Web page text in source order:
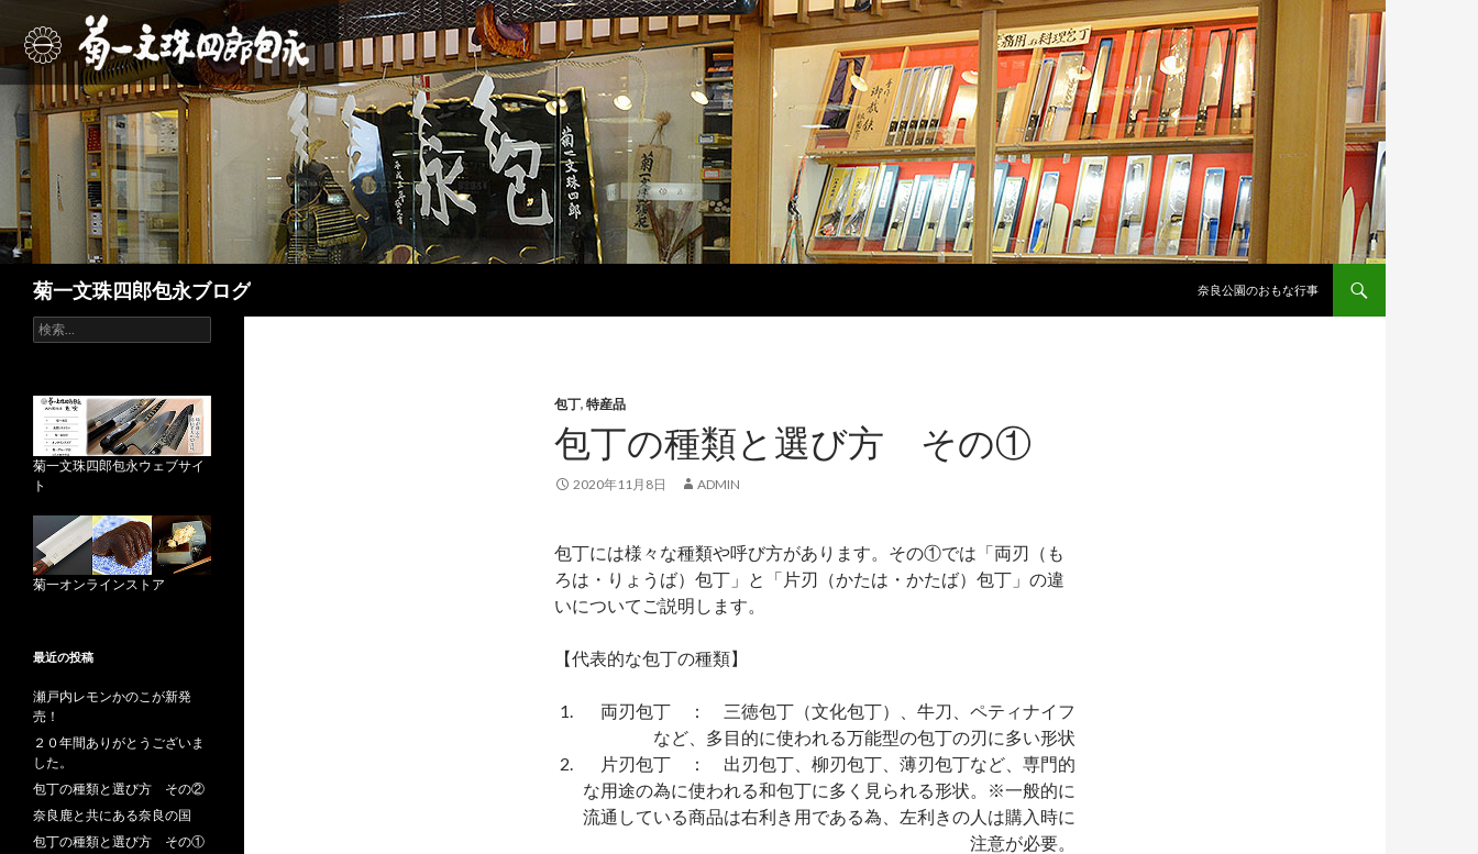
菊一文珠四郎包永ブログ
奈良公園のおもな行事
包丁, 特産品
包丁の種類と選び方 その①
2020年11月8日 ADMIN
包丁には様々な種類や呼び方があります。その①では「両刃（も
ろは・りょうば）包丁」と「片刃（かたは・かたば）包丁」の違
いについてご説明します。
【代表的な包丁の種類】
両刃包丁 ： 三徳包丁（文化包丁）、牛刀、ペティナイフ
など、多目的に使われる万能型の包丁の刃に多い形状
片刃包丁 ： 出刃包丁、柳刃包丁、薄刃包丁など、専門的
な用途の為に使われる和包丁に多く見られる形状。※一般的に
流通している商品は右利き用である為、左利きの人は購入時に
注意が必要。
検
索
菊一文珠四郎包永ウェブサイ
ト
菊一オンラインストア
最近の投稿
瀬戸内レモンかのこが新発
売！
２０年間ありがとうございま
した。
包丁の種類と選び方 その②
奈良鹿と共にある奈良の国
包丁の種類と選び方 その①